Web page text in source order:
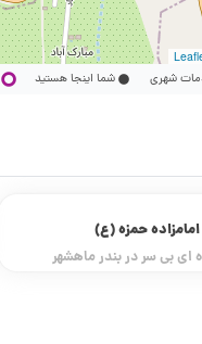
شهری شما اینجا هستید